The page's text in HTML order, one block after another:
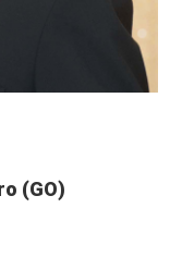
(GO)